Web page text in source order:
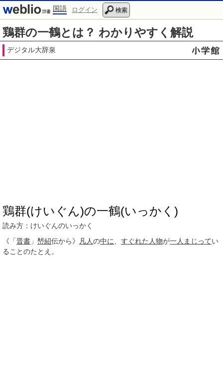
国語 ログイン 検索
鶏群の一鶴とは？ わかりやすく解説
デジタル大辞泉
鶏群(けいぐん)の一鶴(いっかく)
読み方：けいぐんのいっかく
《「晋書 」 嵆紹伝から》 凡人の中に すぐれた 人物が一人 まじってい
ることのたとえ。